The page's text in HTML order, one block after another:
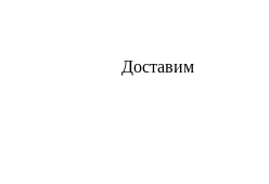
Доставим